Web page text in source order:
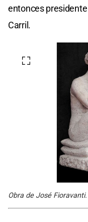
entonces presidente
Carril.
Obra de José